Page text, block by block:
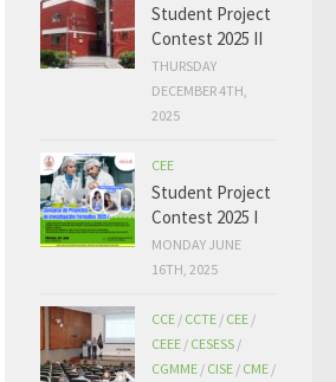
Student Project
Contest 2025 II
THURSDAY
DECEMBER 4TH,
2025
CEE
Student Project
Contest 2025 I
MONDAY JUNE
16TH, 2025
CCE / CCTE / CEE /
CEEE / CESESS /
CGMME / CISE / CME /